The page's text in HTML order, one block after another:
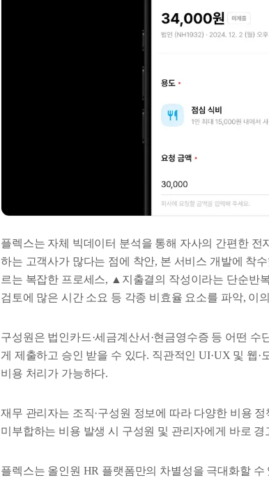
플렉스는 자체 빅데이터 분석을 통해 자사의 간편한
하는 고객사가 많다는 점에 착안, 본 서비스 개발에 착
르는 복잡한 프로세스, ▲지출결의 작성이라는 단순반
검토에 많은 시간 소요 등 각종 비효율 요소를 파악, 이
구성원은 법인카드·세금계산서·현금영수증 등 어떤
게 제출하고 승인 받을 수 있다. 직관적인 UI·UX 및 웹·
비용 처리가 가능하다.
재무 관리자는 조직·구성원 정보에 따라 다양한 비용
미부합하는 비용 발생 시 구성원 및 관리자에게 바로
플렉스는 올인원 HR 플랫폼만의 차별성을 극대화할